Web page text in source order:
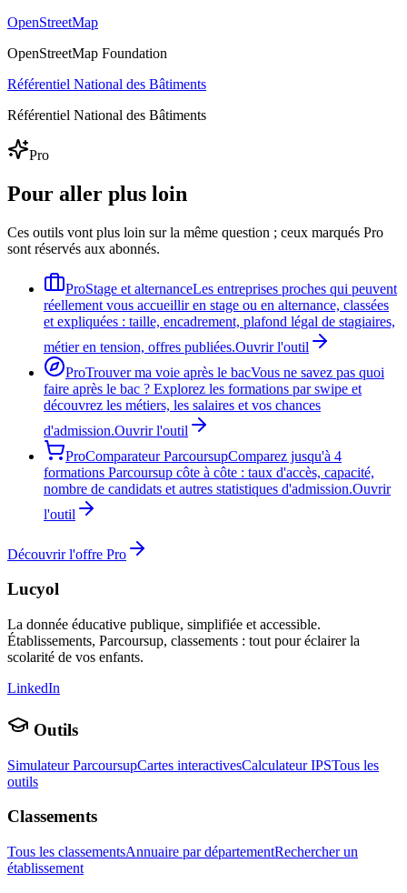
OpenStreetMap
OpenStreetMap Foundation
Référentiel National des Bâtiments
Référentiel National des Bâtiments
Pro
Pour aller plus loin
Ces outils vont plus loin sur la même question ; ceux marqués Pro
sont réservés aux abonnés.
ProStage et alternanceLes entreprises proches qui peuvent
réellement vous accueillir en stage ou en alternance, classées
et expliquées : taille, encadrement, plafond légal de stagiaires,
métier en tension, offres publiées.Ouvrir l'outil
ProTrouver ma voie après le bacVous ne savez pas quoi
faire après le bac ? Explorez les formations par swipe et
découvrez les métiers, les salaires et vos chances
d'admission.Ouvrir l'outil
ProComparateur ParcoursupComparez jusqu'à 4
formations Parcoursup côte à côte : taux d'accès, capacité,
nombre de candidats et autres statistiques d'admission.Ouvrir
l'outil
Découvrir l'offre Pro
Lucyol
La donnée éducative publique, simplifiée et accessible.
Établissements, Parcoursup, classements : tout pour éclairer la
scolarité de vos enfants.
LinkedIn
Outils
Simulateur ParcoursupCartes interactivesCalculateur IPSTous les
outils
Classements
Tous les classementsAnnuaire par départementRechercher un
établissement